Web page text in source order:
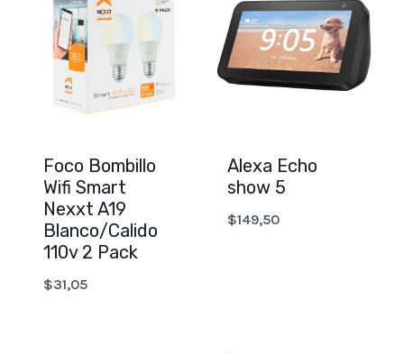
Foco Bombillo
Wifi Smart
Nexxt A19
Blanco/Calido
110v 2 Pack
$31,05
Alexa Echo
show 5
$149,50